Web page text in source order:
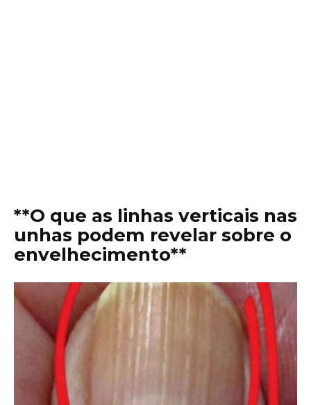
**O que as linhas verticais nas
unhas podem revelar sobre o
envelhecimento**